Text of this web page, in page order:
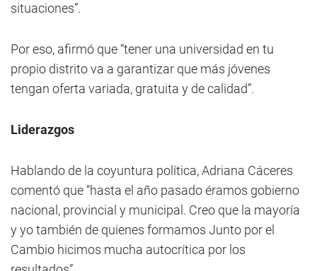
situaciones”.
Por eso, afirmó que “tener una universidad en tu
propio distrito va a garantizar que más jóvenes
tengan oferta variada, gratuita y de calidad”.
Liderazgos
Hablando de la coyuntura política, Adriana Cáceres
comentó que “hasta el año pasado éramos gobierno
nacional, provincial y municipal. Creo que la mayoría
y yo también de quienes formamos Junto por el
Cambio hicimos mucha autocrítica por los